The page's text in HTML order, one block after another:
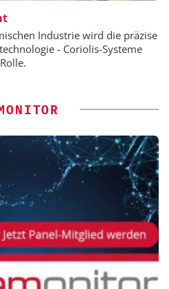
Industrie wird die präzise
- Coriolis-Systeme